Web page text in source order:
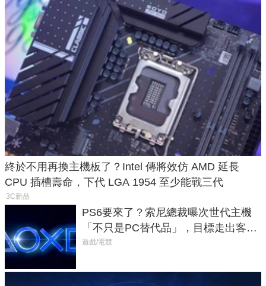
終於不用再換主機板了？Intel 傳將效仿 AMD 延長
CPU 插槽壽命，下代 LGA 1954 至少能戰三代
3C新品
PS6要來了？索尼總裁曝次世代主機
「不只是PC替代品」，目標走出客
廳、進軍電競桌面
遊戲/電競